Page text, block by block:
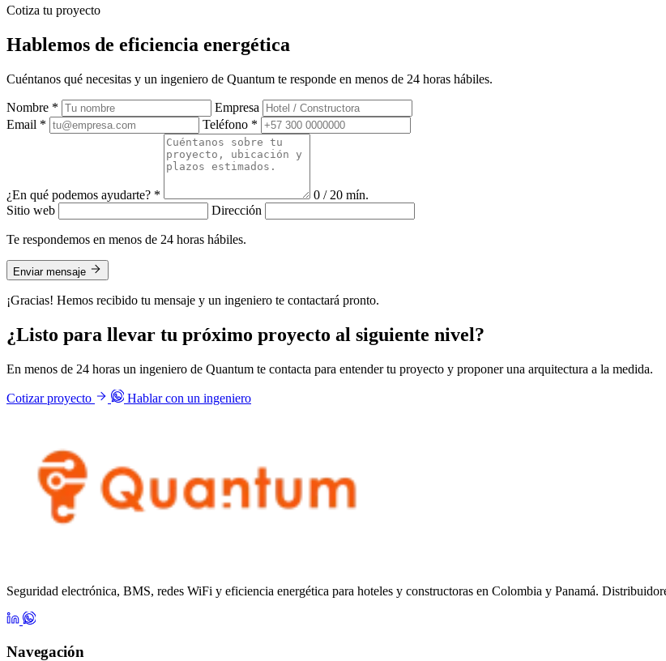
Cotiza tu proyecto
Hablemos de eficiencia energética
Cuéntanos qué necesitas y un ingeniero de Quantum te responde en menos de 24 horas hábiles.
Nombre *
Empresa
Email *
Teléfono *
¿En qué podemos ayudarte? *
0 / 20 mín.
Sitio web
Dirección
Te respondemos en menos de 24 horas hábiles.
Enviar mensaje
¡Gracias! Hemos recibido tu mensaje y un ingeniero te contactará pronto.
¿Listo para llevar tu próximo proyecto al siguiente nivel?
En menos de 24 horas un ingeniero de Quantum te contacta para entender tu proyecto y proponer una arquitectura a la medida.
Cotizar proyecto Hablar con un ingeniero
Seguridad electrónica, BMS, redes WiFi y eficiencia energética para hoteles y constructoras en Colombia y Panamá.
Navegación